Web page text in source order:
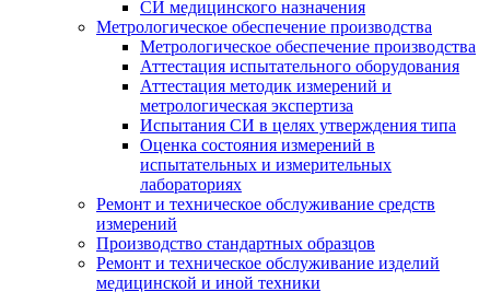
СИ медицинского назначения
Метрологическое обеспечение производства
Метрологическое обеспечение производства
Аттестация испытательного оборудования
Аттестация методик измерений и
метрологическая экспертиза
Испытания СИ в целях утверждения типа
Оценка состояния измерений в
испытательных и измерительных
лабораториях
Ремонт и техническое обслуживание средств
измерений
Производство стандартных образцов
Ремонт и техническое обслуживание изделий
медицинской и иной техники